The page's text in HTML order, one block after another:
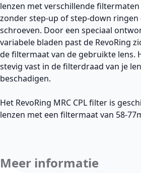
lenzen met verschillende
zonder step-up of step-down ringen
schroeven. Door een speciaal
variabele bladen past de RevoRing
de filtermaat van de gebruikte lens.
stevig vast in de filterdraad van je
beschadigen.
Het RevoRing MRC CPL filter is
lenzen met een filtermaat van 58-
Meer informatie